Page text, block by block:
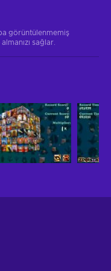
görüntülenmemiş
sağlar.